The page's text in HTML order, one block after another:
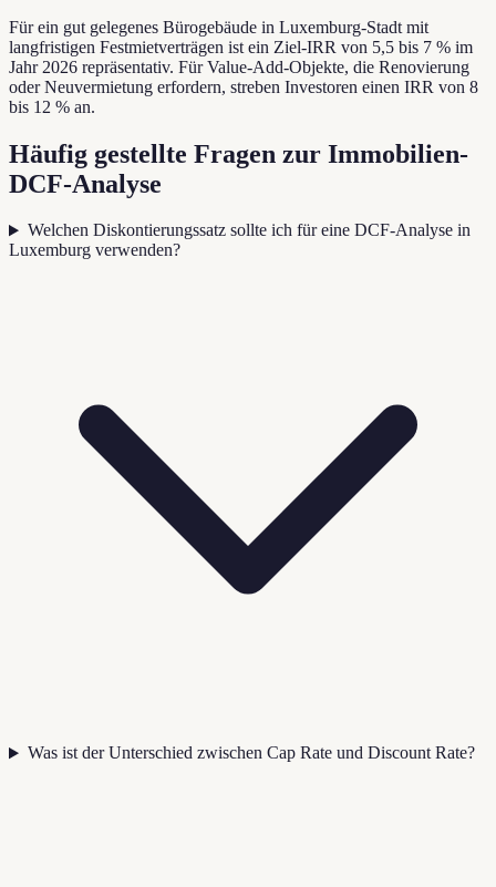
Für ein gut gelegenes Bürogebäude in Luxemburg-Stadt mit
langfristigen Festmietverträgen ist ein Ziel-IRR von 5,5 bis 7 % im
Jahr 2026 repräsentativ. Für Value-Add-Objekte, die Renovierung
oder Neuvermietung erfordern, streben Investoren einen IRR von 8
bis 12 % an.
Häufig gestellte Fragen zur Immobilien-
DCF-Analyse
Welchen Diskontierungssatz sollte ich für eine DCF-Analyse in
Luxemburg verwenden?
Was ist der Unterschied zwischen Cap Rate und Discount Rate?